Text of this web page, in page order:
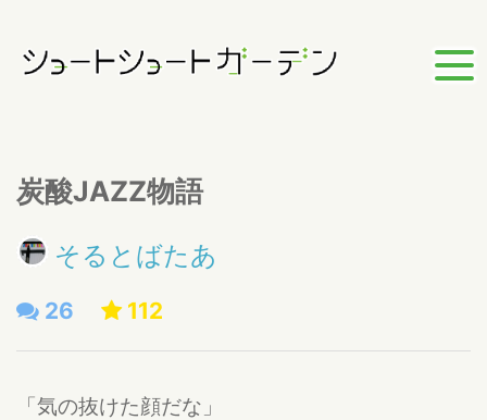
炭酸JAZZ物語
そるとばたあ
26 112
「気の抜けた顔だな」